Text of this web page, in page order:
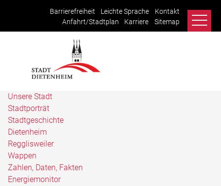
Barrierefreiheit Leichte Sprache
Kontakt
Anfahrt/Stadtplan
Karriere Sitemap
Unsere Stadt
Stadtporträt
Stadtgeschichte
Dietenheim
Regglisweiler
Wappen
Zahlen, Daten, Fakten
Energiemonitor